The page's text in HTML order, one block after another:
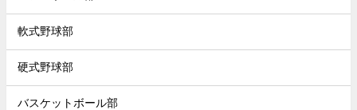
軟式野球部
硬式野球部
バスケットボール部